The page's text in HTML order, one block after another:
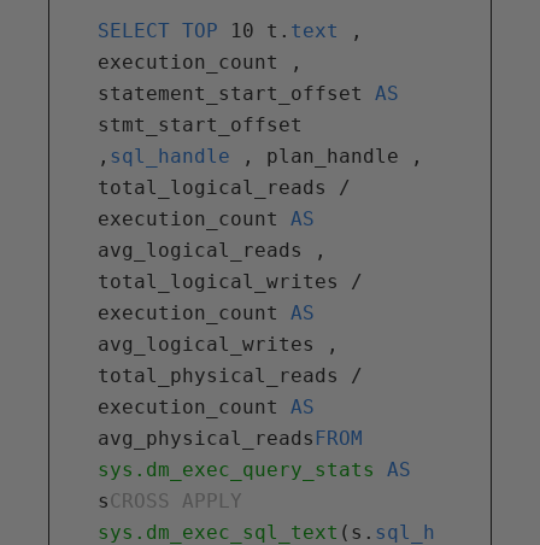
SELECT TOP 10 t. text
,
execution_count ,
statement_start_offset AS
stmt_start_offset
, sql_handle , plan_handle ,
total_logical_reads /
execution_count AS
avg_logical_reads ,
total_logical_writes /
execution_count AS
avg_logical_writes ,
total_physical_reads /
execution_count AS
avg_physical_reads FROM
sys.dm_exec_query_stats
AS
sCROSS APPLY
sys.dm_exec_sql_text (s. sql_h